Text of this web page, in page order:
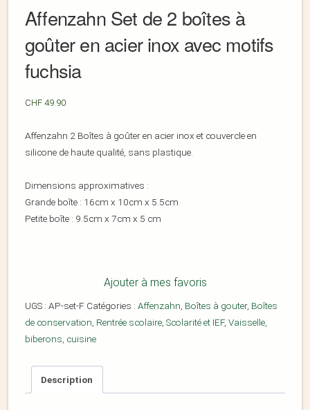
Affenzahn Set de 2 boîtes à
goûter en acier inox avec motifs
fuchsia
CHF 49.90
Affenzahn 2 Boîtes à goûter en acier inox et couvercle en
silicone de haute qualité, sans plastique.
Dimensions approximatives :
Grande boîte : 16cm x 10cm x 5.5cm
Petite boîte : 9.5cm x 7cm x 5 cm
Ajouter à mes favoris
UGS : AP-set-F Catégories : Affenzahn, Boîtes à gouter, Boîtes
de conservation, Rentrée scolaire, Scolarité et IEF, Vaisselle,
biberons, cuisine
Description